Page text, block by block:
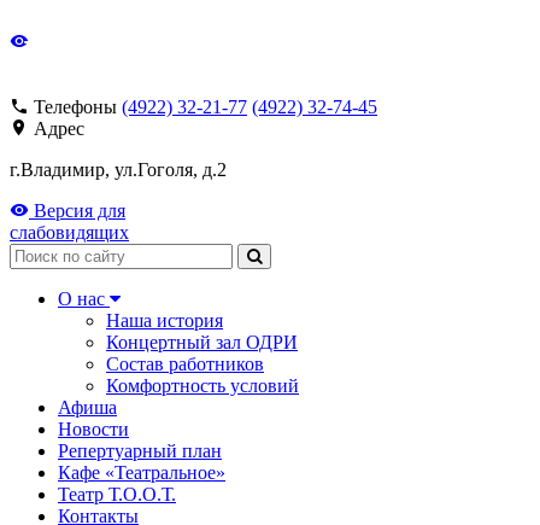
Телефоны (4922) 32-21-77 (4922) 32-74-45
Адрес
г.Владимир, ул.Гоголя, д.2
Версия для
слабовидящих
Поиск
О нас
Наша история
Концертный зал ОДРИ
Состав работников
Комфортность условий
Афиша
Новости
Репертуарный план
Кафе «Театральное»
Театр Т.О.О.Т.
Контакты